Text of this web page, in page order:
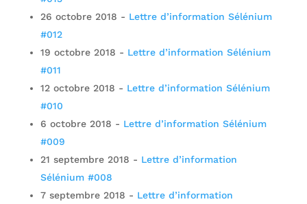
26 octobre 2018 - Lettre d’information Sélénium
#012
19 octobre 2018 - Lettre d’information Sélénium
#011
12 octobre 2018 - Lettre d’information Sélénium
#010
6 octobre 2018 - Lettre d’information Sélénium
#009
21 septembre 2018 - Lettre d’information
Sélénium #008
7 septembre 2018 - Lettre d’information